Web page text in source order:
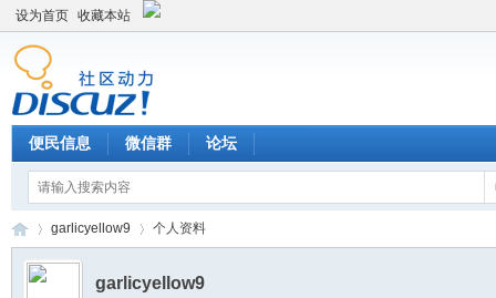
设为首页 收藏本站
便民信息 微信群 论坛
garlicyellow9 个人资料
garlicyellow9